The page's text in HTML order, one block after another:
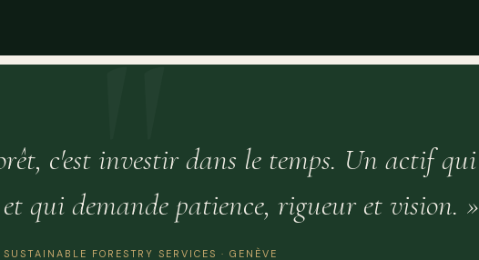
c'est investir dans le temps. Un actif qui
qui demande patience, rigueur et vision. »
FORESTRY SERVICES · GENÈVE